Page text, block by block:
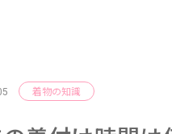
着物の知識